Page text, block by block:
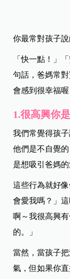
你最常對孩子
「快一點！」
句話，爸媽常
會感到很幸福喔
1.很高興你
我們常覺得孩
他們是不自覺
是想吸引爸媽的
這些行為就好
會愛我嗎？」
啊～我很高興
的。」
當然，當孩子
氣，但如果你